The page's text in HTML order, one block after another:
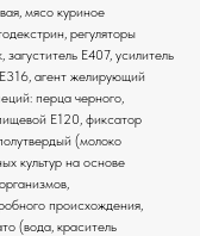
мясо куриное
регуляторы
Е407, усилитель
агент желирующий
перца черного,
Е120, фиксатор
(молоко
культур на основе
происхождения,
(вода, краситель